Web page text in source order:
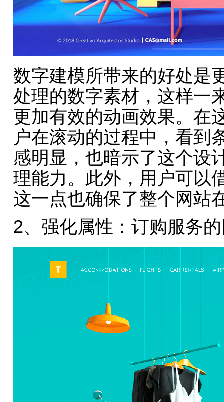
数字建模所带来的好处是
处理的数字素材，这样一
更加有效的动画效果。在
户在滚动的过程中，看到
感明显，也暗示了这个设
理能力。此外，用户可以
这一点也确保了整个网站
2、强化属性：订购服务